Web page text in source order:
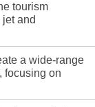
tourism
and
a wide-range
focusing on